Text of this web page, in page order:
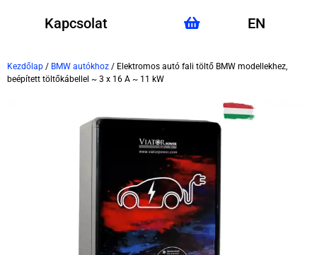
Kapcsolat EN
Kezdőlap / BMW autókhoz / Elektromos autó fali töltő BMW modellekhez,
beépített töltőkábellel ~ 3 x 16 A ~ 11 kW